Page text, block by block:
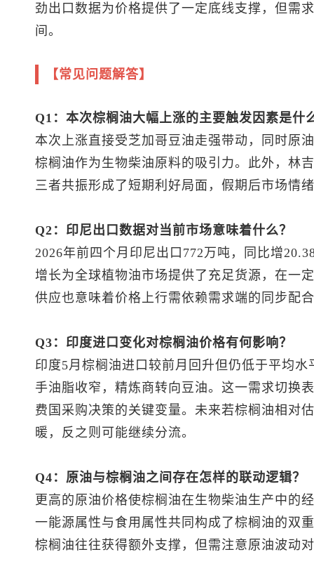
劲出口数据为价格提供了一定底线支撑，但需
间。
【常见问题解答】
Q1：本次棕榈油大幅上涨的主要触发因素是什
本次上涨直接受芝加哥豆油走强带动，同时原
棕榈油作为生物柴油原料的吸引力。此外，林
三者共振形成了短期利好局面，假期后市场情
Q2：印尼出口数据对当前市场意味着什么？
2026年前四个月印尼出口772万吨，同比增
增长为全球植物油市场提供了充足货源，在一
供应也意味着价格上行需依赖需求端的同步配
Q3：印度进口变化对棕榈油价格有何影响？
印度5月棕榈油进口较前月回升但仍低于平均
手油脂收窄，精炼商转向豆油。这一需求切换
费国采购决策的关键变量。未来若棕榈油相对
暖，反之则可能继续分流。
Q4：原油与棕榈油之间存在怎样的联动逻辑？
更高的原油价格使棕榈油在生物柴油生产中的
一能源属性与食用属性共同构成了棕榈油的双
棕榈油往往获得额外支撑，但需注意原油波动